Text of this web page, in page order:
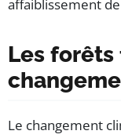
affaiblissement
Les forêts
Le changement